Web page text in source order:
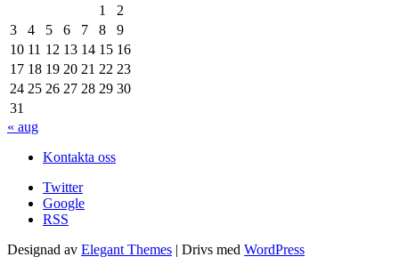
1
2
3
4 5 6 7 8
9
10 11 12 13 14 15 16
17 18 19 20 21 22 23
24 25 26 27 28 29 30
31
« aug
Kontakta oss
Twitter
Google
RSS
Designad av Elegant Themes | Drivs med WordPress